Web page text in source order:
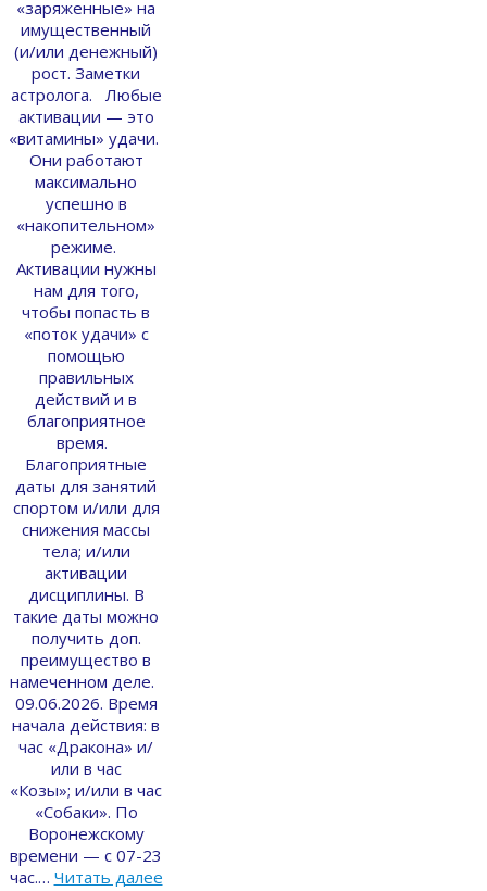
«заряженные» на
имущественный
(и/или денежный)
рост. Заметки
астролога. Любые
активации — это
«витамины» удачи.
Они работают
максимально
успешно в
«накопительном»
режиме.
Активации нужны
нам для того,
чтобы попасть в
«поток удачи» с
помощью
правильных
действий и в
благоприятное
время.
Благоприятные
даты для занятий
спортом и/или для
снижения массы
тела; и/или
активации
дисциплины. В
такие даты можно
получить доп.
преимущество в
намеченном деле.
09.06.2026. Время
начала действия: в
час «Дракона» и/
или в час
«Козы»; и/или в час
«Собаки». По
Воронежскому
времени — с 07-23
час.… Читать далее